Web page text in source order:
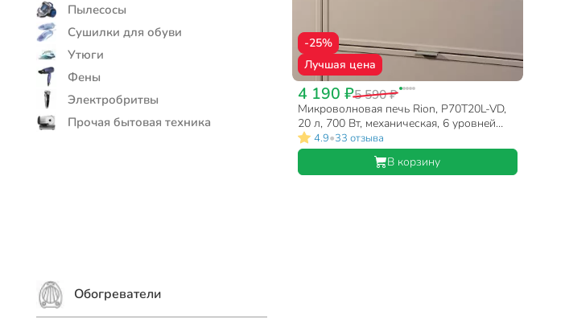
Пылесосы
Сушилки для обуви
Утюги
Фены
Электробритвы
Прочая бытовая техника
Обогреватели
-25%
Лучшая цена
4 190 ₽5 590 ₽
Микроволновая печь Rion, P70T20L-VD,
20 л, 700 Вт, механическая, 6 уровней
мощности, белая
4.9•33 отзыва
В корзину